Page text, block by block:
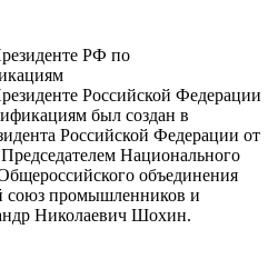
РФ по
Российской Федерации
был создан в
Российской Федерации от
Национального
объединения
союз промышленников и
Николаевич Шохин.